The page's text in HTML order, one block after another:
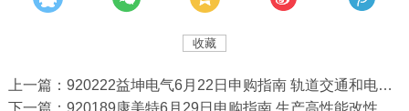
收藏
上一篇：920222益坤电气6月22日申购指南 轨道交通和电力系统领域绝缘、过电压保护设备 ...